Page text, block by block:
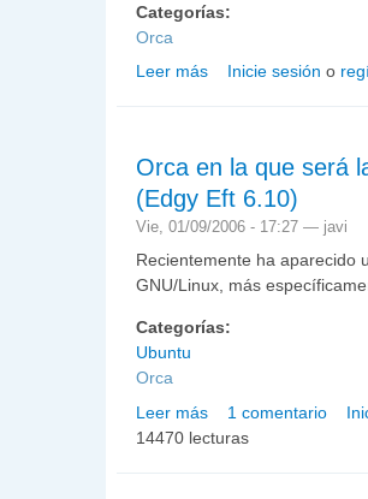
Categorías:
Orca
Leer más sobre Wiki sobre Orca
Inicie sesión o
Orca en la que será
(Edgy Eft 6.10)
Vie, 01/09/2006 - 17:27 — javi
Recientemente ha aparecido
GNU/Linux, más
Categorías:
Ubuntu
Orca
Leer más sobre Orca en la que
1 comentario
14470 lecturas